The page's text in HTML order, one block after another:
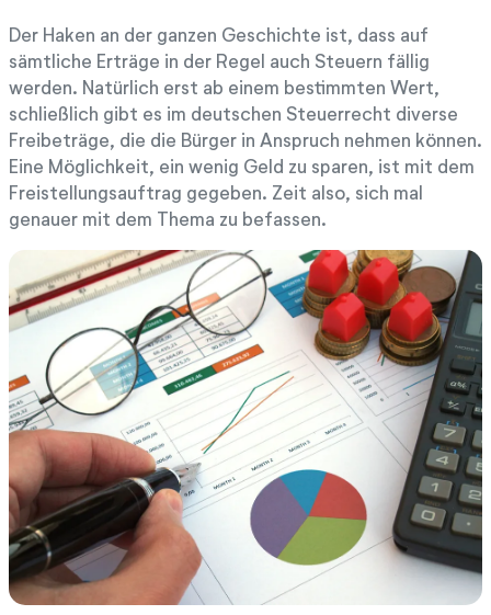
Der Haken an der ganzen Geschichte ist, dass auf
sämtliche Erträge in der Regel auch Steuern fällig
werden. Natürlich erst ab einem bestimmten Wert,
schließlich gibt es im deutschen Steuerrecht diverse
Freibeträge, die die Bürger in Anspruch nehmen können.
Eine Möglichkeit, ein wenig Geld zu sparen, ist mit dem
Freistellungsauftrag gegeben. Zeit also, sich mal
genauer mit dem Thema zu befassen.